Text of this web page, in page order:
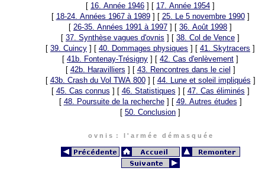
[ 16. Année 1946 ] [ 17. Année 1954 ]
[ 18-24. Années 1967 à 1989] [ 25. Le 5 novembre 1990]
[ 26-35. Années 1991 à 1997 ] [ 36. Août 1998 ]
[ 37. Synthèse vagues d'ovnis ] [ 38. Col de Vence ]
[ 39. Cuincy ] [ 40. Dommages physiques ] [ 41. Skytracers ]
[ 41b. Fontenay-Trésigny ] [ 42. Cas d'enlèvement ]
[ 42b. Haravilliers ] [ 43. Rencontres dans le ciel ]
[ 43b. Crash du Vol TWA 800] [ 44. Lune et soleil impliqués ]
[ 45. Cas connus ] [ 46. Statistiques ] [ 47. Cas éliminés ]
[ 48. Poursuite de la recherche] [ 49. Autres études ]
[ 50. Conclusion ]
o v n i s : l ' a r m é e d é m a s q u é e